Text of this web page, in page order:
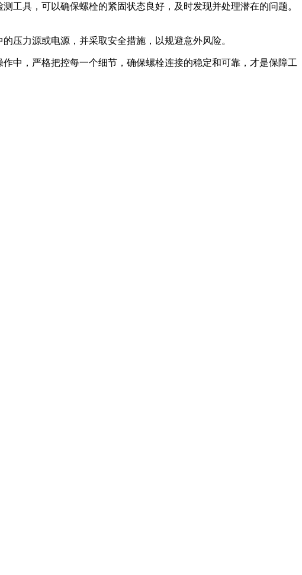
工具，可以确保螺栓的紧固状态良好，及时发现并处理潜在的问题。
压力源或电源，并采取安全措施，以规避意外风险。
中，严格把控每一个细节，确保螺栓连接的稳定和可靠，才是保障工